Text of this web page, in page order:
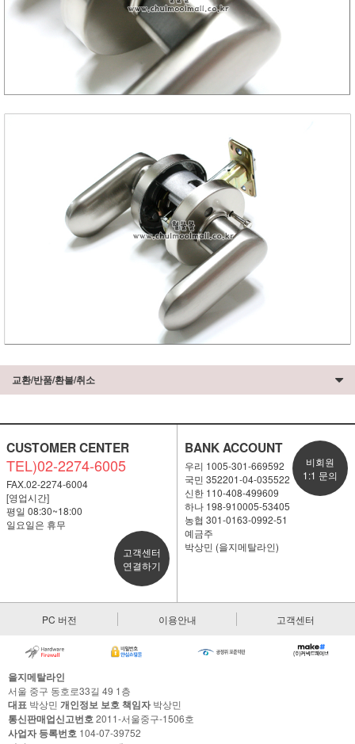
교환/반품/환불/취소
CUSTOMER CENTER
TEL)02-2274-6005
FAX.02-2274-6004
[영업시간]
평일 08:30~18:00
일요일은 휴무
고객센터
연결하기
BANK ACCOUNT
우리 1005-301-669592
국민 352201-04-035522
신한 110-408-499609
하나 198-910005-53405
농협 301-0163-0992-51
예금주
박상민 (을지메탈라인)
비회원
1:1 문의
PC 버전 이용안내 고객센터
을지메탈라인
서울 중구 동호로33길 49 1층
대표 박상민 개인정보 보호 책임자박상민
통신판매업신고번호2011-서울중구-1506호
사업자 등록번호 104-07-39752